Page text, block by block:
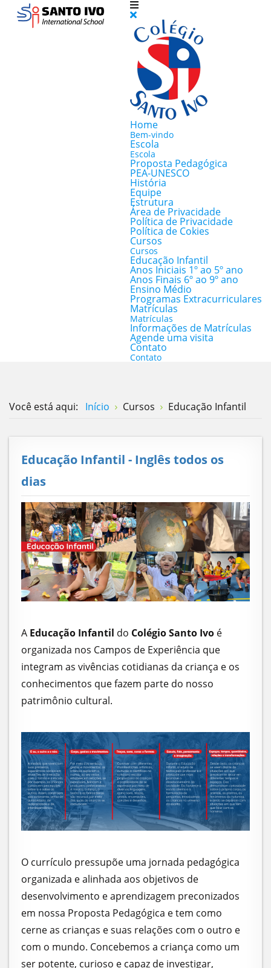
Home
Bem-vindo
Escola
Escola
Proposta Pedagógica
PEA-UNESCO
História
Equipe
Estrutura
Área de Privacidade
Política de Privacidade
Política de Cokies
Cursos
Cursos
Educação Infantil
Anos Iniciais 1º ao 5º ano
Anos Finais 6º ao 9º ano
Ensino Médio
Programas Extracurriculares
Matrículas
Matrículas
Informações de Matrículas
Agende uma visita
Contato
Contato
Você está aqui: Início Cursos Educação Infantil
Educação Infantil - Inglês todos os
dias
A Educação Infantil do Colégio Santo Ivo é
organizada nos Campos de Experiência que
integram as vivências cotidianas da criança e os
conhecimentos que fazem parte do nosso
patrimônio cultural.
O currículo pressupõe uma jornada pedagógica
organizada e alinhada aos objetivos de
desenvolvimento e aprendizagem preconizados
em nossa Proposta Pedagógica e tem como
cerne as crianças e suas relações com o outro e
com o mundo. Concebemos a criança como um
ser potente, curioso e capaz de investigar,